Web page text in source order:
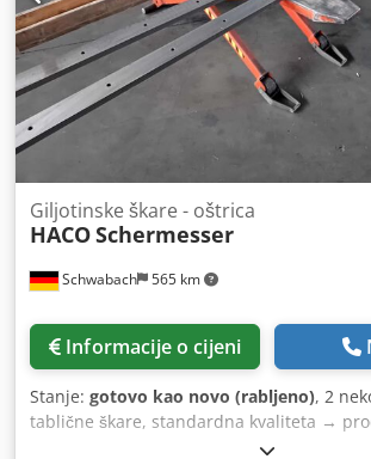
Schwabach 565 km
Giljotinske škare - oštrica
HACOSchermesser
Informacije o cijeni
Stanje: gotovo kao novo (rabljeno), 2
tablične škare, standardna kvaliteta →
rabljena. Duljina = 3150 mm Cjdpfx